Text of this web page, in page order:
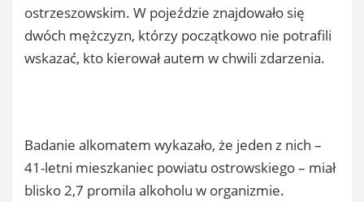
ostrzeszowskim. W pojeździe znajdowało się
dwóch mężczyzn, którzy początkowo nie potrafili
wskazać, kto kierował autem w chwili zdarzenia.
Badanie alkomatem wykazało, że jeden z nich –
41-letni mieszkaniec powiatu ostrowskiego – miał
blisko 2,7 promila alkoholu w organizmie.